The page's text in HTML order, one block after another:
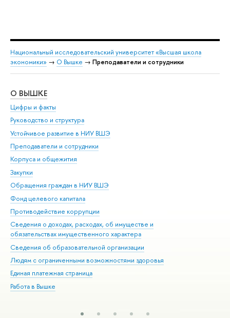
Национальный исследовательский университет «Высшая школа
экономики» → О Вышке → Преподаватели и сотрудники
О ВЫШКЕ
Цифры и факты
Руководство и структура
Устойчивое развитие в НИУ ВШЭ
Преподаватели и сотрудники
Корпуса и общежития
Закупки
Обращения граждан в НИУ ВШЭ
Фонд целевого капитала
Противодействие коррупции
Сведения о доходах, расходах, об имуществе и
обязательствах имущественного характера
Сведения об образовательной организации
Людям с ограниченными возможностями здоровья
Единая платежная страница
Работа в Вышке